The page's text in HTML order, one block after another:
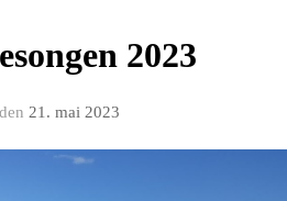
2023
den 21. mai 2023